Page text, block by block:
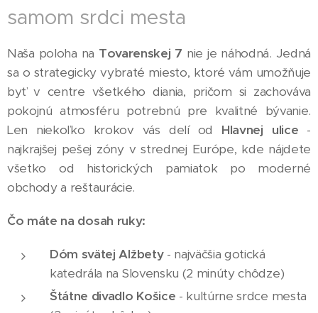
samom srdci mesta
Naša poloha na Tovarenskej 7 nie je náhodná. Jedná
sa o strategicky vybraté miesto, ktoré vám umožňuje
byť v centre všetkého diania, pričom si zachováva
pokojnú atmosféru potrebnú pre kvalitné bývanie.
Len niekoľko krokov vás delí od Hlavnej ulice -
najkrajšej pešej zóny v strednej Európe, kde nájdete
všetko od historických pamiatok po moderné
obchody a reštaurácie.
Čo máte na dosah ruky:
Dóm svätej Alžbety- najväčšia gotická
katedrála na Slovensku (2 minúty chôdze)
Štátne divadlo Košice - kultúrne srdce mesta